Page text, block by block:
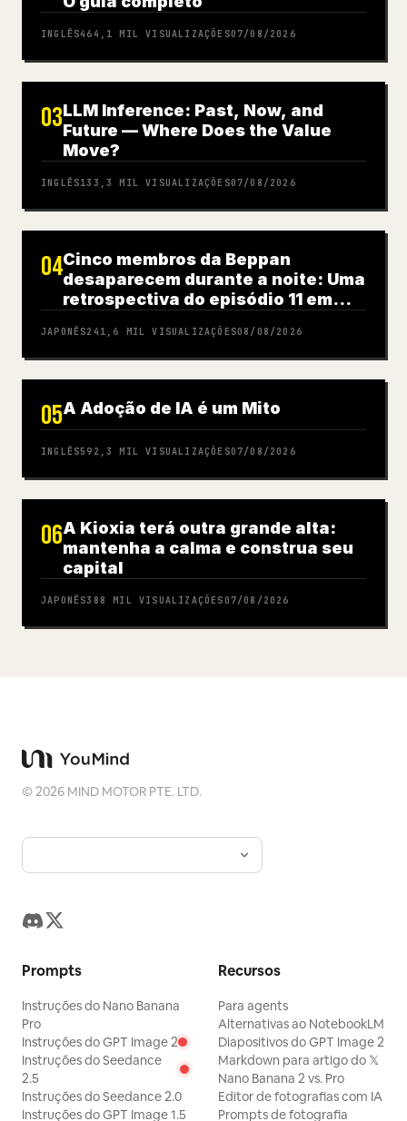
INGLÊS464,1 MIL VISUALIZAÇÕES07/08/2026
03LLM Inference: Past, Now, and
Future — Where Does the Value
Move?
INGLÊS133,3 MIL VISUALIZAÇÕES07/08/2026
04Cinco membros da Beppan
desaparecem durante a noite: Uma
retrospectiva do episódio 11 em
JAPONÊS241,6 MIL VISUALIZAÇÕES08/08/2026
05A Adoção de IA é um Mito
INGLÊS592,3 MIL VISUALIZAÇÕES07/08/2026
06A Kioxia terá outra grande alta:
mantenha a calma e construa seu
capital
JAPONÊS388 MIL VISUALIZAÇÕES07/08/2026
©2026 MIND MOTOR PTE. LTD.
Prompts
Instruções do Nano Banana
Pro
Instruções do GPT Image 2
Instruções do Seedance
2.5
Instruções do Seedance 2.0
Instruções do GPT Image 1.5
Recursos
Para agents
Alternativas ao NotebookLM
Diapositivos do GPT Image 2
Markdown para artigo do 𝕏
Nano Banana 2 vs. Pro
Editor de fotografias com IA
Prompts de fotografia